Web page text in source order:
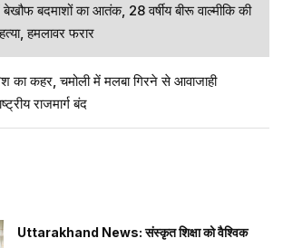
बदमाशों का आतंक, 28 वर्षीय बीरू वाल्मीकि की
हमलावर फरार
का कहर, चमोली में मलबा गिरने से आवाजाही
राजमार्ग बंद
Uttarakhand News: संस्कृत शिक्षा को वैश्विक